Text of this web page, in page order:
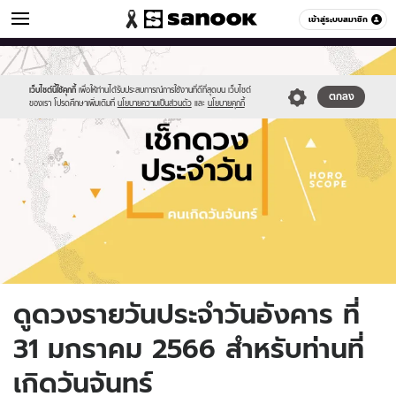
เข้าสู่ระบบสมาชิก
ดูดวง หมวดอื่นๆ
เว็บไซต์นี้ใช้คุกกี้ เพื่อให้ท่านได้รับประสบการณ์การใช้งานที่ดีที่สุดบน เว็บไซต์
ของเรา โปรดศึกษาเพิ่มเติมที่ นโยบายความเป็นส่วนตัว และ นโยบายคุกกี้
ตกลง
Sanook
//s.isanook.com/sr/0/images/logo-
new-
sanook.png
600
60
//s.isanook.com/ho/0/ud/fxd/day/daily-
horoscope-
monday.jpg
ดูดวงรายวันประจำวันอังคาร ที่
31 มกราคม 2566 สำหรับท่านที่
เกิดวันจันทร์